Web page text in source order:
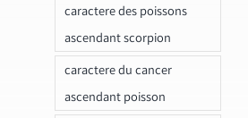
caractere des poissons
ascendant scorpion
caractere du cancer
ascendant poisson